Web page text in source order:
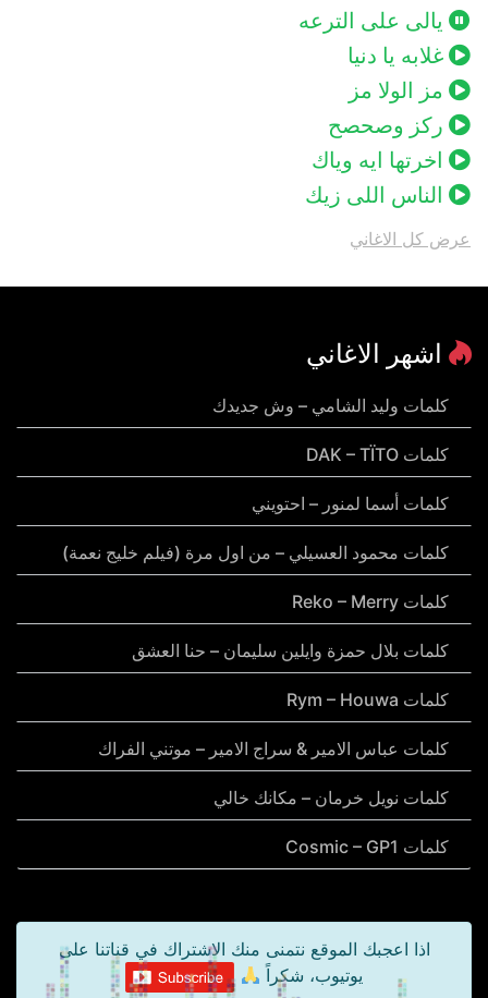
يالى على الترعه
غلابه يا دنيا
مز الولا مز
ركز وصحصح
اخرتها ايه وياك
الناس اللى زيك
عرض كل الاغاني
اشهر الاغاني
كلمات وليد الشامي – وش جديدك
كلمات DAK – TÏTO
كلمات أسما لمنور – احتويني
كلمات محمود العسيلي – من اول مرة (فيلم خليج نعمة)
كلمات Reko – Merry
كلمات بلال حمزة وايلين سليمان – حنا العشق
كلمات Rym – Houwa
كلمات عباس الامير & سراج الامير – موتني الفراك
كلمات نويل خرمان – مكانك خالي
كلمات Cosmic – GP1
اذا اعجبك الموقع نتمنى منك الاشتراك في قناتنا على
يوتيوب، شكراً